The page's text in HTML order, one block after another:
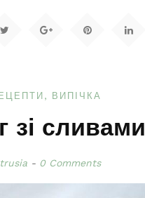
ВИПІЧКА
зі сливами
0 Comments